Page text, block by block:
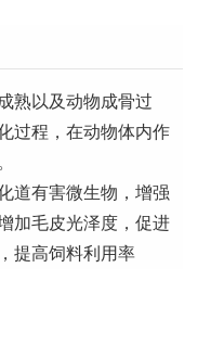
熟以及动物成骨过
过程，在动物体内作
道有害微生物，增强
加毛皮光泽度，促进
提高饲料利用率